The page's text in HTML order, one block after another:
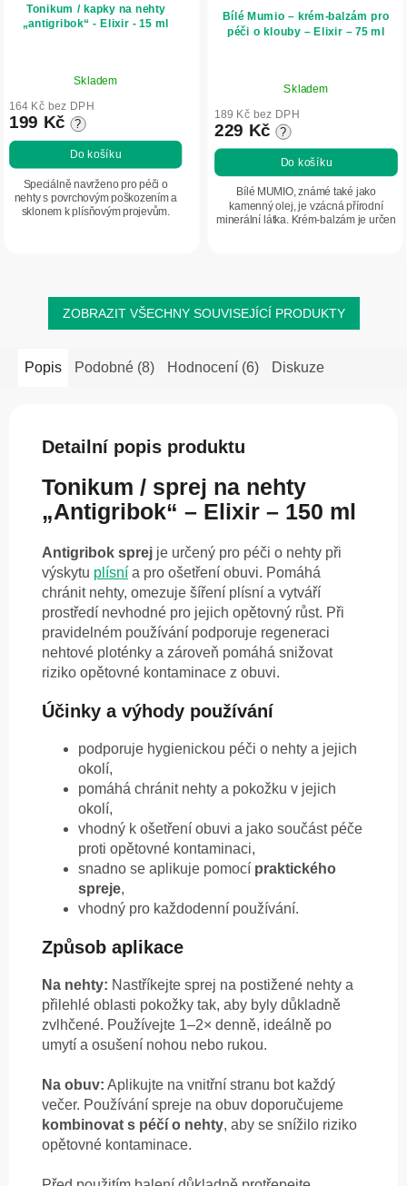
Tonikum / kapky na nehty
„antigribok“ - Elixir - 15 ml
hodnocení
produktu
je
5,0
z
hvězdiček.
Skladem
164 Kč bez DPH
199 Kč ?
Do košíku
Speciálně navrženo pro péči o
nehty s povrchovým poškozením a
sklonem k plísňovým projevům.
Bílé Mumio – krém-balzám pro
péči o klouby – Elixir – 75 ml
produktu
je
5,0
z
hvězdiček.
Skladem
189 Kč bez DPH
229 Kč ?
Do košíku
Bílé MUMIO, známé také jako
kamenný olej, je vzácná přírodní
minerální látka. Krém-balzám je určen
ZOBRAZIT VŠECHNY SOUVISEJÍCÍ PRODUKTY
Popis Podobné (8) Hodnocení (6) Diskuze
Detailní popis produktu
Tonikum / sprej na nehty
„Antigribok“ – Elixir – 150 ml
Antigribok sprej je určený pro péči o nehty při
výskytu plísní a pro ošetření obuvi. Pomáhá
chránit nehty, omezuje šíření plísní a vytváří
prostředí nevhodné pro jejich opětovný růst. Při
pravidelném používání podporuje regeneraci
nehtové ploténky a zároveň pomáhá snižovat
riziko opětovné kontaminace z obuvi.
Účinky a výhody používání
podporuje hygienickou péči o nehty a jejich
okolí,
pomáhá chránit nehty a pokožku v jejich
okolí,
vhodný k ošetření obuvi a jako součást péče
proti opětovné kontaminaci,
snadno se aplikuje pomocí praktického
spreje,
vhodný pro každodenní používání.
Způsob aplikace
Na nehty: Nastříkejte sprej na postižené nehty a
přilehlé oblasti pokožky tak, aby byly důkladně
zvlhčené. Používejte 1–2× denně, ideálně po
umytí a osušení nohou nebo rukou.
Na obuv: Aplikujte na vnitřní stranu bot každý
večer. Používání spreje na obuv doporučujeme
kombinovat s péčí o nehty, aby se snížilo riziko
opětovné kontaminace.